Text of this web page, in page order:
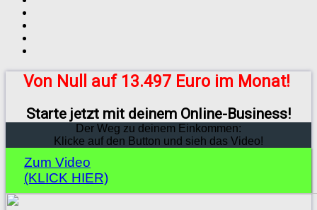
Von Null auf 13.497 Euro im Monat!
Starte jetzt mit deinem Online-Business!
Der Weg zu deinem Einkommen:
Klicke auf den Button und sieh das Video!
Zum Video
(KLICK HIER)